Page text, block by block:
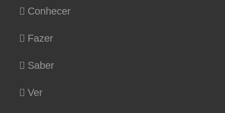
Conhecer
Fazer
Saber
Ver